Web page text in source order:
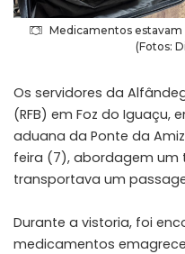
Medicamentos
(Fotos:
Os servidores da
(RFB) em Foz do Iguaçu,
aduana da Ponte da
feira (7), abordagem um
transportava um
Durante a vistoria, foi
medicamentos